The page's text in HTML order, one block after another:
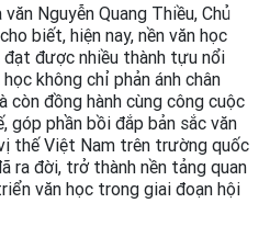
Nguyễn Quang Thiều, Chủ
biết, hiện nay, nền văn học
được nhiều thành tựu nổi
không chỉ phản ánh chân
đồng hành cùng công cuộc
góp phần bồi đắp bản sắc văn
thế Việt Nam trên trường quốc
ra đời, trở thành nền tảng quan
văn học trong giai đoạn hội